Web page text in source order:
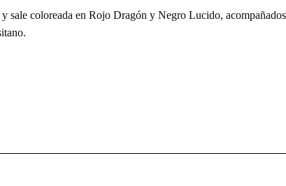
sale coloreada en Rojo Dragón y Negro Lucido, acompañados